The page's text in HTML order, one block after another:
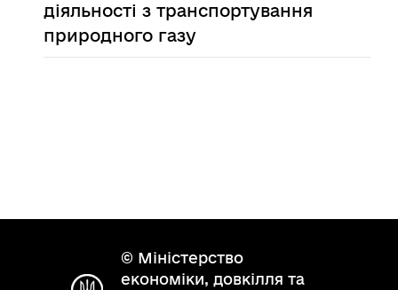
діяльності з транспортування
природного газу
© Міністерство
економіки, довкілля та